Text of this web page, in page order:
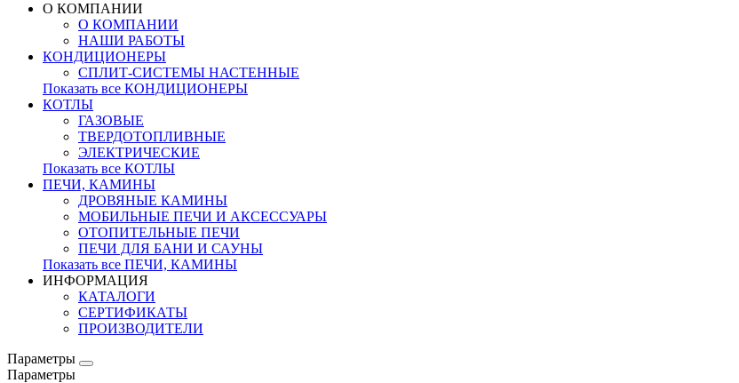
О КОМПАНИИ
О КОМПАНИИ
НАШИ РАБОТЫ
КОНДИЦИОНЕРЫ
СПЛИТ-СИСТЕМЫ НАСТЕННЫЕ
Показать все КОНДИЦИОНЕРЫ
КОТЛЫ
ГАЗОВЫЕ
ТВЕРДОТОПЛИВНЫЕ
ЭЛЕКТРИЧЕСКИЕ
Показать все КОТЛЫ
ПЕЧИ, КАМИНЫ
ДРОВЯНЫЕ КАМИНЫ
МОБИЛЬНЫЕ ПЕЧИ И АКСЕССУАРЫ
ОТОПИТЕЛЬНЫЕ ПЕЧИ
ПЕЧИ ДЛЯ БАНИ И САУНЫ
Показать все ПЕЧИ, КАМИНЫ
ИНФОРМАЦИЯ
КАТАЛОГИ
СЕРТИФИКАТЫ
ПРОИЗВОДИТЕЛИ
Параметры
Параметры